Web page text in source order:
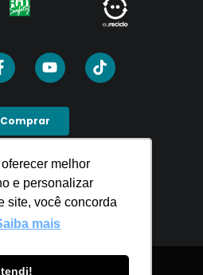
melhor
e personalizar
site, você concorda
mais
melhor
e personalizar
site, você concorda
mais
Comprar
UM PDV